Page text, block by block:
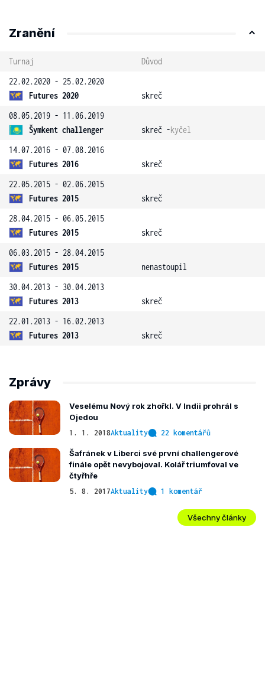
Zranění
Turnaj
Důvod
22.02.2020 - 25.02.2020
Futures 2020
skreč
08.05.2019 - 11.06.2019
Šymkent challenger
skreč -kyčel
14.07.2016 - 07.08.2016
Futures 2016
skreč
22.05.2015 - 02.06.2015
Futures 2015
skreč
28.04.2015 - 06.05.2015
Futures 2015
skreč
06.03.2015 - 28.04.2015
Futures 2015
nenastoupil
30.04.2013 - 30.04.2013
Futures 2013
skreč
22.01.2013 - 16.02.2013
Futures 2013
skreč
Zprávy
Veselému Nový rok zhořkl. V Indii prohrál s
Ojedou
1. 1. 2018Aktuality 22 komentářů
Šafránek v Liberci své první challengerové
finále opět nevybojoval. Kolář triumfoval ve
čtyřhře
5. 8. 2017Aktuality 1 komentář
Všechny články